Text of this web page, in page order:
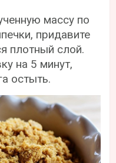
массу по
придавите
плотный слой.
на 5 минут,
остыть.